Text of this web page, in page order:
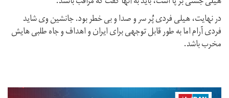
در نهایت، هیلی فردی پُر سر و صدا و بی خطر بود. جانشین وی شاید
فردی آرام اما به طور قابل توجهی برای ایران و اهداف و جاه طلبی هایش
مخرب باشد.